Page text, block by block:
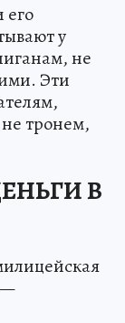
его
у
не
Эти
тронем,
В
—